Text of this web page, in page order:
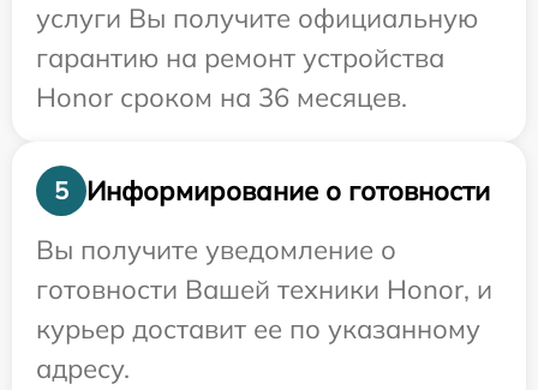
услуги Вы получите официальную
гарантию на ремонт устройства
Honor сроком на 36 месяцев.
5
Информирование о готовности
Вы получите уведомление о
готовности Вашей техники Honor, и
курьер доставит ее по указанному
адресу.